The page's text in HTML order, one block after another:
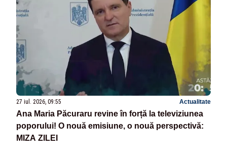
27 iul. 2026, 09:55 Actualitate
Ana Maria Păcuraru revine în forță la televiziunea
poporului! O nouă emisiune, o nouă perspectivă:
MIZA ZILEI